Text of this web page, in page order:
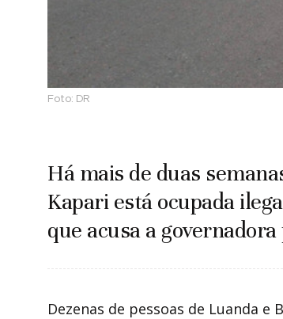
Foto: DR
Há mais de duas
Kapari está ocupada
que acusa a
Dezenas de pessoas de Luanda